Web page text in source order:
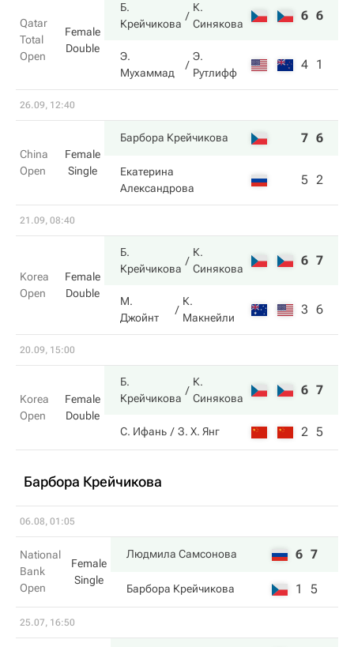
Qatar
Total
Open
Female
Double
Б.
Крейчикова
К.
Синякова
6 6
Э.
Мухаммад
Э.
Рутлифф
4 1
26.09, 12:40
China
Open
Female
Single
Барбора Крейчикова 7 6
Екатерина
Александрова
5 2
21.09, 08:40
Korea
Open
Female
Double
Б.
Крейчикова
К.
Синякова
6 7
М.
Джойнт
К.
Макнейли
3 6
20.09, 15:00
Korea
Open
Female
Double
Б.
Крейчикова
К.
Синякова
6 7
С. Ифань З. Х. Янг 2 5
Барбора Крейчикова
06.08, 01:05
National
Bank
Open
Female
Single
Людмила Самсонова 6 7
Барбора Крейчикова 1 5
25.07, 16:50